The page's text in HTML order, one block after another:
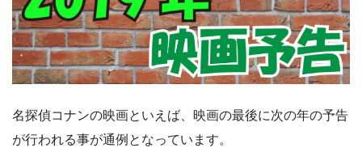
名探偵コナンの映画といえば、映画の最後に次の年の予告
が行われる事が通例となっています。